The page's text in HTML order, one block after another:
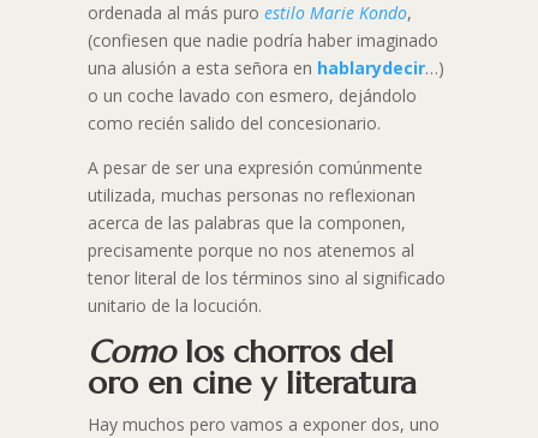
ordenada al más puro estilo Marie Kondo,
(confiesen que nadie podría haber imaginado
una alusión a esta señora en hablarydecir…)
o un coche lavado con esmero, dejándolo
como recién salido del concesionario.
A pesar de ser una expresión comúnmente
utilizada, muchas personas no reflexionan
acerca de las palabras que la componen,
precisamente porque no nos atenemos al
tenor literal de los términos sino al significado
unitario de la locución.
Como los chorros del
oro en cine y literatura
Hay muchos pero vamos a exponer dos, uno